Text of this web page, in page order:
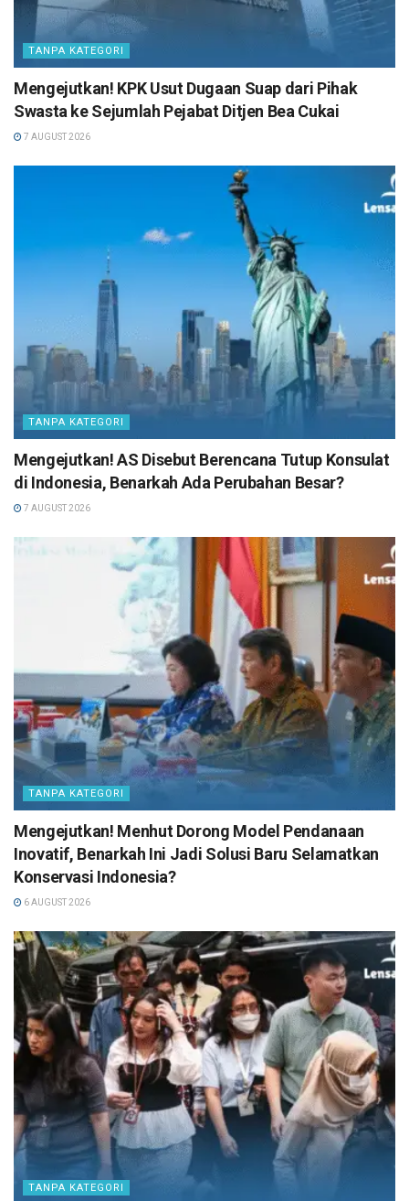
TANPA KATEGORI
Mengejutkan! KPK Usut Dugaan Suap dari Pihak
Swasta ke Sejumlah Pejabat Ditjen Bea Cukai
7 AUGUST 2026
TANPA KATEGORI
Mengejutkan! AS Disebut Berencana Tutup Konsulat
di Indonesia, Benarkah Ada Perubahan Besar?
7 AUGUST 2026
TANPA KATEGORI
Mengejutkan! Menhut Dorong Model Pendanaan
Inovatif, Benarkah Ini Jadi Solusi Baru Selamatkan
Konservasi Indonesia?
6 AUGUST 2026
TANPA KATEGORI